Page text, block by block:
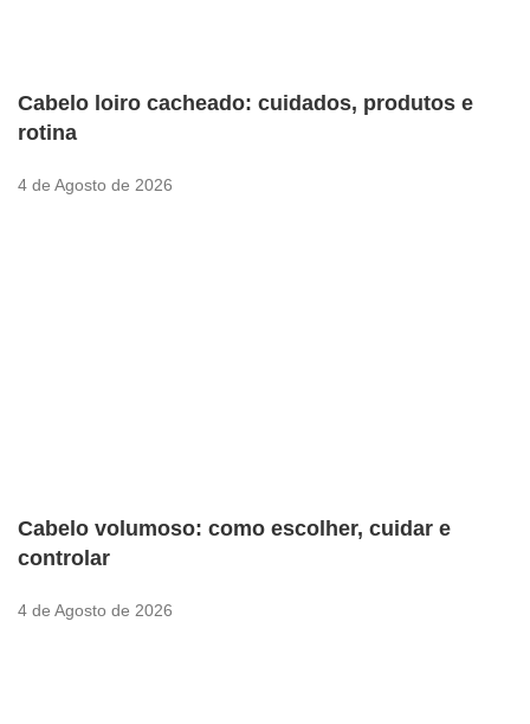
Cabelo loiro cacheado: cuidados, produtos e
rotina
4 de Agosto de 2026
Cabelo volumoso: como escolher, cuidar e
controlar
4 de Agosto de 2026